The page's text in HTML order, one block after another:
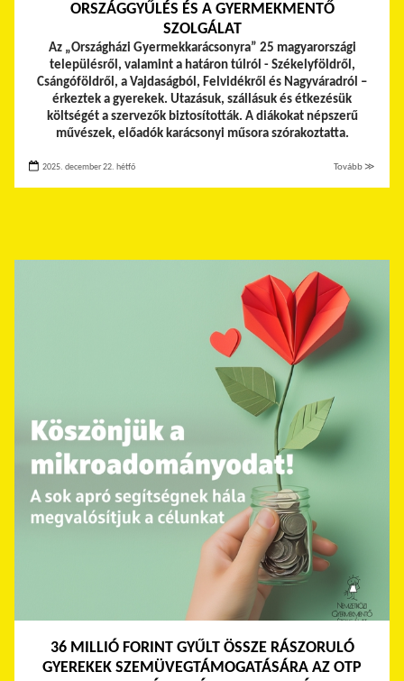
ORSZÁGGYŰLÉS ÉS A GYERMEKMENTŐ
SZOLGÁLAT
Az „Országházi Gyermekkarácsonyra” 25 magyarországi
településről, valamint a határon túlról - Székelyföldről,
Csángóföldről, a Vajdaságból, Felvidékről és Nagyváradról –
érkeztek a gyerekek. Utazásuk, szállásuk és étkezésük
költségét a szervezők biztosították. A diákokat népszerű
művészek, előadók karácsonyi műsora szórakoztatta.
2025. december 22. hétfő Tovább ≫
36 MILLIÓ FORINT GYŰLT ÖSSZE RÁSZORULÓ
GYEREKEK SZEMÜVEGTÁMOGATÁSÁRA AZ OTP